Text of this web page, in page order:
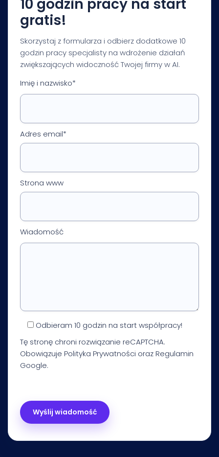
10 godzin pracy na start
gratis!
Skorzystaj z formularza i odbierz dodatkowe 10
godzin pracy specjalisty na wdrożenie działań
zwiększających widoczność Twojej firmy w AI.
Imię i nazwisko*
Adres email*
Strona www
Wiadomość
Odbieram 10 godzin na start współpracy!
Tę stronę chroni rozwiązanie reCAPTCHA.
Obowiązuje Polityka Prywatności orazRegulamin
Google.